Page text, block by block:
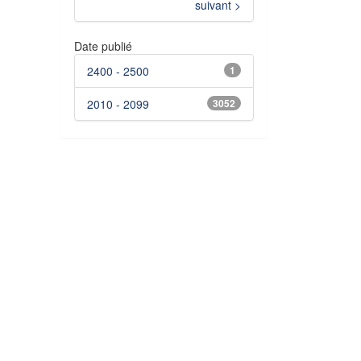
suivant >
Date publié
1
2400 - 2500
3052
2010 - 2099